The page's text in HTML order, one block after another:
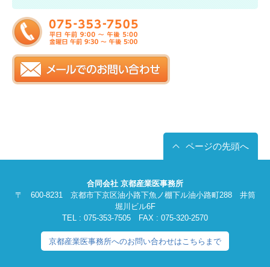
ページの先頭へ
合同会社 京都産業医事務所
〒 600-8231 京都市下京区油小路下魚ノ棚下ル油小路町288 井筒
堀川ビル6F
TEL : 075-353-7505 FAX : 075-320-2570
京都産業医事務所へのお問い合わせはこちらまで